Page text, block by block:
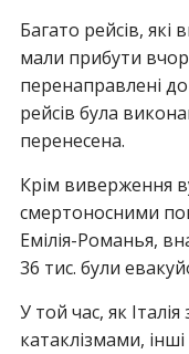
Багато рейсів, які
мали прибути
перенаправлені
рейсів була
перенесена.
Крім виверження
смертоносними
Емілія-Романья,
36 тис. були
У той час, як
катаклізмами,